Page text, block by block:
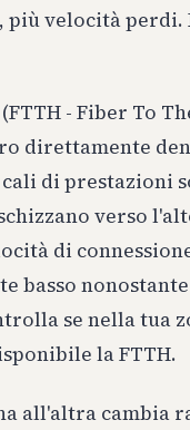
velocità perdi.
- Fiber To
direttamente
di prestazioni
verso
di
basso
se nella tua
la FTTH.
all'altra cambia